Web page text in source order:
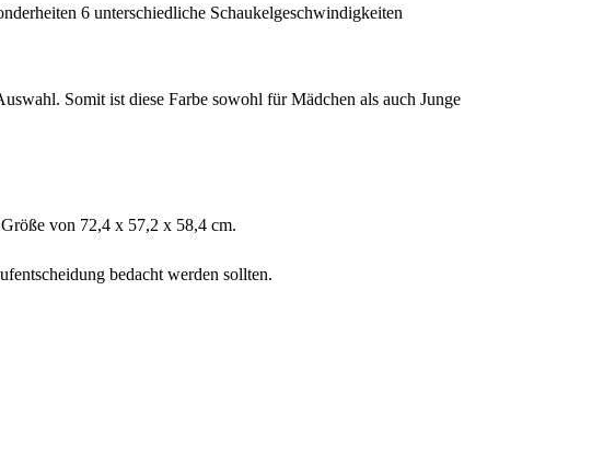
6 unterschiedliche Schaukelgeschwindigkeiten
Somit ist diese Farbe sowohl für Mädchen als auch Junge
von 72,4 x 57,2 x 58,4 cm.
bedacht werden sollten.